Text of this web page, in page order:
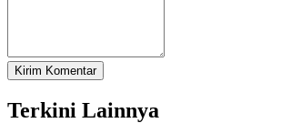
Terkini Lainnya